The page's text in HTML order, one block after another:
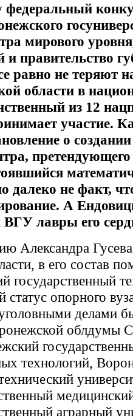
федеральный
мирового
правительство
равно не теряют
области в
из 12
участие.
о
далеко не факт,
А
ВГУ лавры его
Александра
в его состав
государственный
опорного
делами
облдумы
технологий,
аграрный